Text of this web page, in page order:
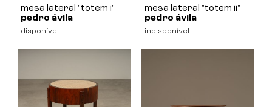
mesa lateral "totem i"
pedro ávila
disponível
mesa lateral "totem ii"
pedro ávila
indisponível